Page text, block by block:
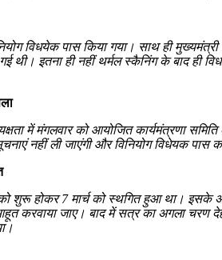
विधयेक पास किया गया। साथ ही
थी। इतना ही नहीं थर्मल स्कैनिंग के बाद ही
में मंगलवार को आयोजित कार्यमंत्रणा
नहीं ली जाएंगी और विनियोग विधेयक पास
को शुरू होकर7 मार्च को स्थगित हुआ था। इसके
करवाया जाए। बाद में सत्र का अगला चरण